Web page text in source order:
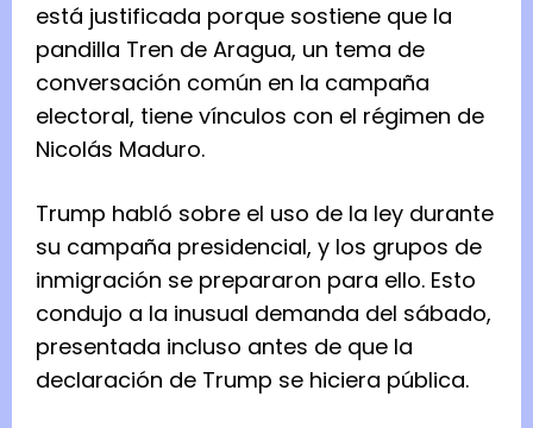
está justificada porque sostiene que la
pandilla Tren de Aragua, un tema de
conversación común en la campaña
electoral, tiene vínculos con el régimen de
Nicolás Maduro.
Trump habló sobre el uso de la ley durante
su campaña presidencial, y los grupos de
inmigración se prepararon para ello. Esto
condujo a la inusual demanda del sábado,
presentada incluso antes de que la
declaración de Trump se hiciera pública.